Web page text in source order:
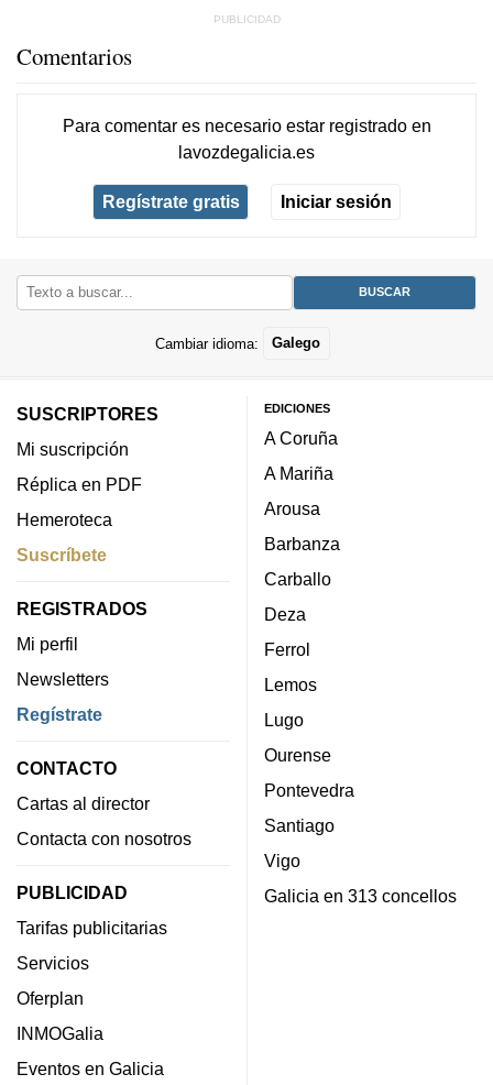
Comentarios
Para comentar es necesario estar registradoen
lavozdegalicia.es
Regístrate gratis Iniciar sesión
Cambiar idioma: Galego
SUSCRIPTORES
Mi suscripción
Réplica en PDF
Hemeroteca
Suscríbete
REGISTRADOS
Mi perfil
Newsletters
Regístrate
CONTACTO
Cartas al director
Contacta con nosotros
PUBLICIDAD
Tarifas publicitarias
Servicios
Oferplan
INMOGalia
Eventos en Galicia
EDICIONES
A Coruña
A Mariña
Arousa
Barbanza
Carballo
Deza
Ferrol
Lemos
Lugo
Ourense
Pontevedra
Santiago
Vigo
Galicia en 313 concellos